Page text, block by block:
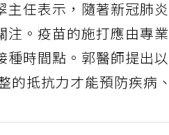
主任表示，隨著新冠肺
注。疫苗的施打應由專
時間點。郭醫師提出
的抵抗力才能預防疾病